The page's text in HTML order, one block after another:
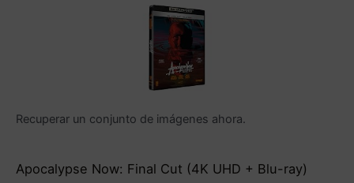
Recuperar un conjunto de imágenes ahora.
Apocalypse Now: Final Cut (4K UHD + Blu-ray)